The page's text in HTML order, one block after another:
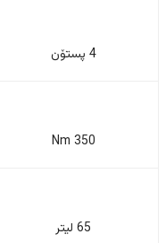
4 پستۆن
350 Nm
65 لیتر